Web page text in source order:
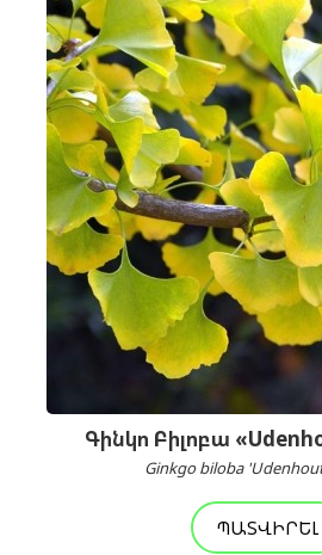
Գինկո Բիլոբա
Ginkgo biloba
ՊԱՏՎԻՐԵԼ